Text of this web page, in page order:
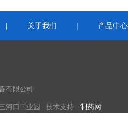
| 关于我们 | 产品中心
有限公司
河口工业园 技术支持： 制药网